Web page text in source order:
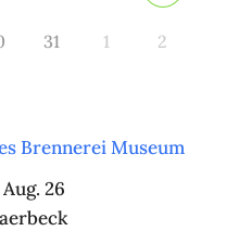
31 1 2
Brennerei Museum
26